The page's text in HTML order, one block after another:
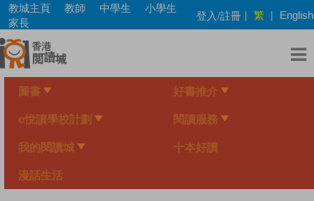
Skip
main
content
教城主頁 教師 中學生
小學生
家長
登入/註冊 | 繁 | English
圖書 好書推介
e悅讀學校計劃 閱讀服務
我的閱讀城 十本好讀
漫話生活